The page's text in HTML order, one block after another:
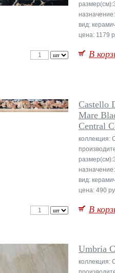
вид:
цена: 1179
В
Castello
Mare
Central
коллекция:
вид:
цена: 490
В
Umbria
коллекция: